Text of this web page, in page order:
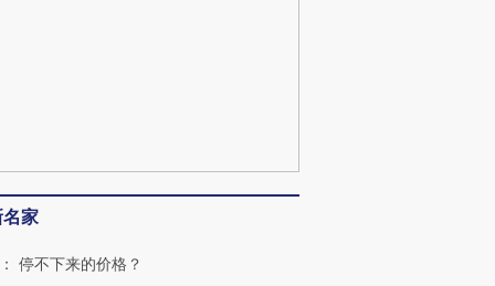
家
： 停不下来的价格？